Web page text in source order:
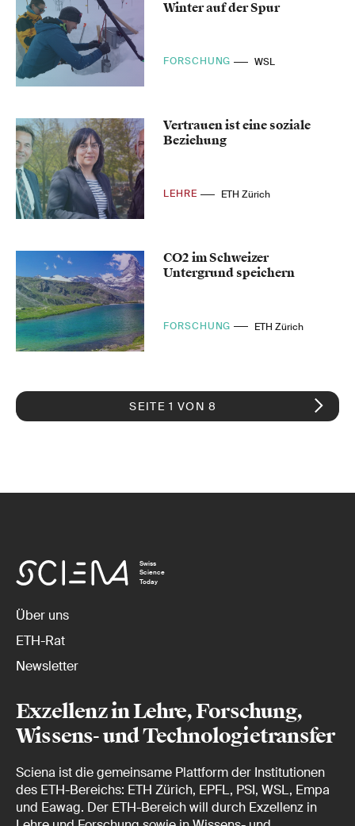
Winter auf der Spur
FORSCHUNG WSL
Vertrauen ist eine soziale
Beziehung
LEHRE ETH Zürich
CO2 im Schweizer
Untergrund speichern
FORSCHUNG ETH Zürich
SEITE 1 VON 8
Swiss
Science
Today
Über uns
ETH-Rat
Newsletter
Exzellenz in Lehre, Forschung,
Wissens- und Technologietransfer
Sciena ist die gemeinsame Plattform der Institutionen
des ETH-Bereichs: ETH Zürich, EPFL, PSI, WSL, Empa
und Eawag. Der ETH-Bereich will durch Exzellenz in